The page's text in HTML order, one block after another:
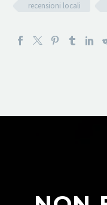
recensioni locali